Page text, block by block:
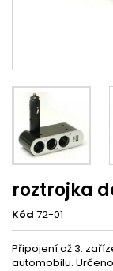
roztrojka
Kód 72-01
Připojení až 3.
automobilu.